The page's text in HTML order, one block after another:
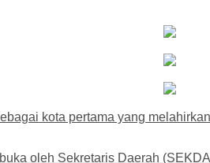
kota pertama yang
oleh Sekretaris Daerah